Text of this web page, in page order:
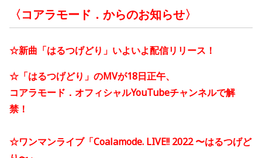
〈コアラモード．からのお知らせ〉
☆新曲「はるつげどり」いよいよ配信リリース！
☆「はるつげどり」のMVが18日正午、
コアラモード．オフィシャルYouTubeチャンネルで解
禁！
☆ワンマンライブ「Coalamode. LIVE!! 2022 〜はるつげど